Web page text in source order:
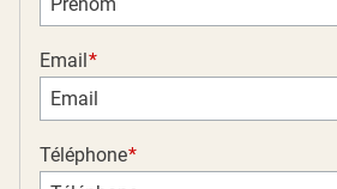
Email
Téléphone